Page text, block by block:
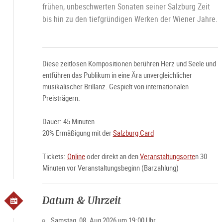
frühen, unbeschwerten Sonaten seiner Salzburg Zeit
bis hin zu den tiefgründigen Werken der Wiener Jahre.
Diese zeitlosen Kompositionen berühren Herz und Seele und
entführen das Publikum in eine Ära unvergleichlicher
musikalischer Brillanz. Gespielt von internationalen
Preisträgern.
Dauer: 45 Minuten
20% Ermäßigung mit derSalzburg Card
Tickets: Onlineoder direkt an denVeranstaltungsorten 30
Minuten vor Veranstaltungsbeginn (Barzahlung)
Datum & Uhrzeit
Samstag, 08. Aug 2026 um 19:00 Uhr